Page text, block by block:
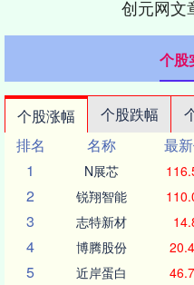
创元网文
个股
个股涨幅 个股跌幅
排名
名称 最
1
N展芯
2 锐翔智能
3 志特新材
4 博腾股份
5 近岸蛋白